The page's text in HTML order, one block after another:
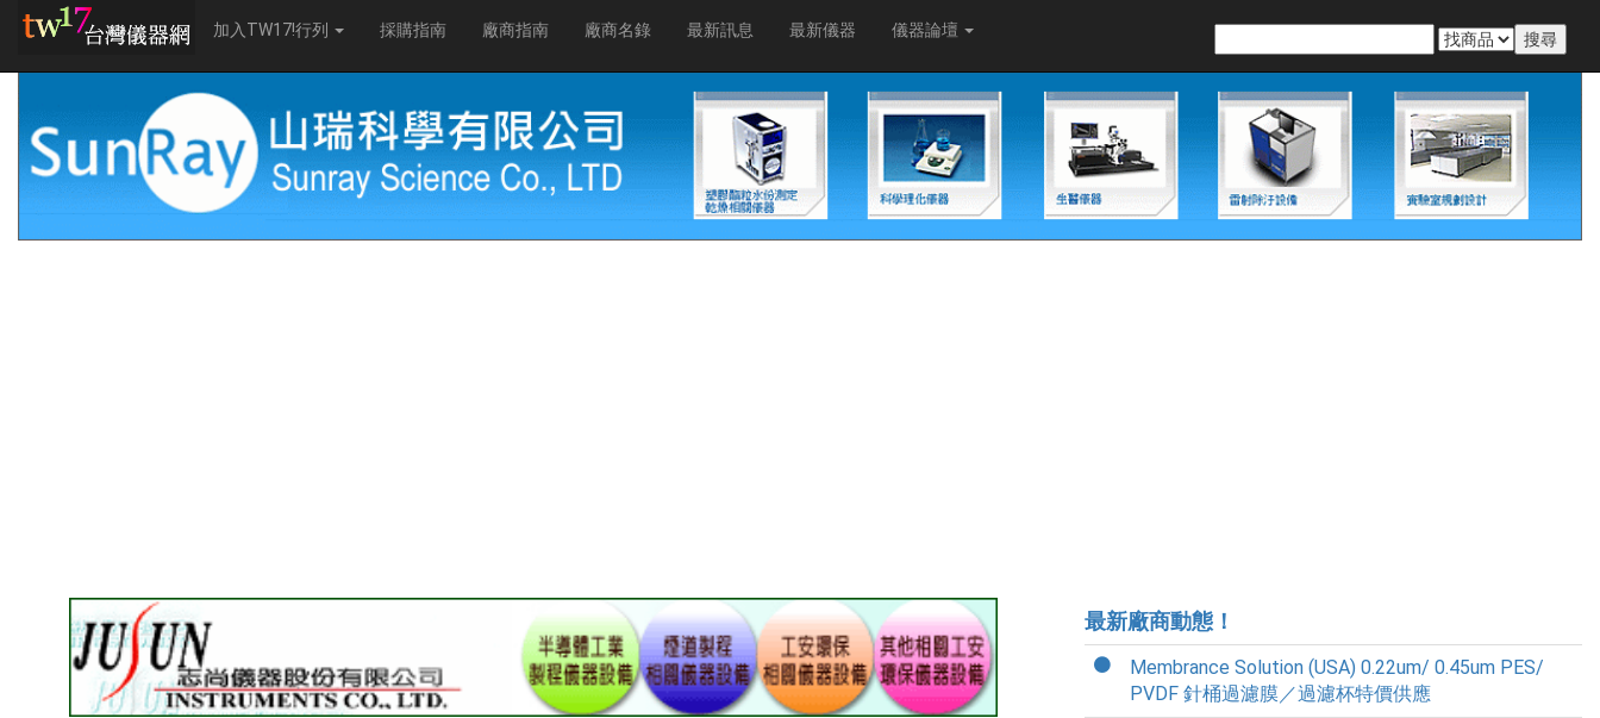
加入TW17!行列 採購指南 廠商指南 廠商名錄 最新訊息 最新儀器 儀器論壇
最新廠商動態！
Membrance Solution (USA) 0.22um/ 0.45um PES/
PVDF 針桶過濾膜／過濾杯特價供應